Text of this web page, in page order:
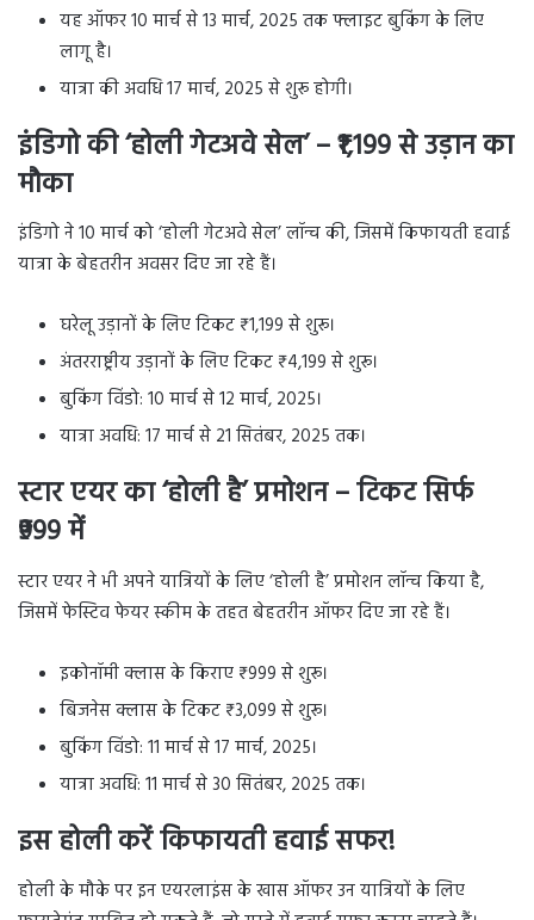
यह ऑफर 10 मार्च से 13 मार्च, 2025 तक फ्लाइट बुकिंग के लिए
लागू है।
यात्रा की अवधि 17 मार्च, 2025 से शुरू होगी।
इंडिगो की ‘होली गेटअवे सेल’ – ₹1,199 से उड़ान का
मौका
इंडिगो ने 10 मार्च को ‘होली गेटअवे सेल’ लॉन्च की, जिसमें किफायती हवाई
यात्रा के बेहतरीन अवसर दिए जा रहे हैं।
घरेलू उड़ानों के लिए टिकट ₹1,199 से शुरू।
अंतरराष्ट्रीय उड़ानों के लिए टिकट ₹4,199 से शुरू।
बुकिंग विंडो: 10 मार्च से 12 मार्च, 2025।
यात्रा अवधि: 17 मार्च से 21 सितंबर, 2025 तक।
स्टार एयर का ‘होली है’ प्रमोशन – टिकट सिर्फ
₹999 में
स्टार एयर ने भी अपने यात्रियों के लिए ‘होली है’ प्रमोशन लॉन्च किया है,
जिसमें फेस्टिव फेयर स्कीम के तहत बेहतरीन ऑफर दिए जा रहे हैं।
इकोनॉमी क्लास के किराए ₹999 से शुरू।
बिजनेस क्लास के टिकट ₹3,099 से शुरू।
बुकिंग विंडो: 11 मार्च से 17 मार्च, 2025।
यात्रा अवधि: 11 मार्च से 30 सितंबर, 2025 तक।
इस होली करें किफायती हवाई सफर!
होली के मौके पर इन एयरलाइंस के खास ऑफर उन यात्रियों के लिए